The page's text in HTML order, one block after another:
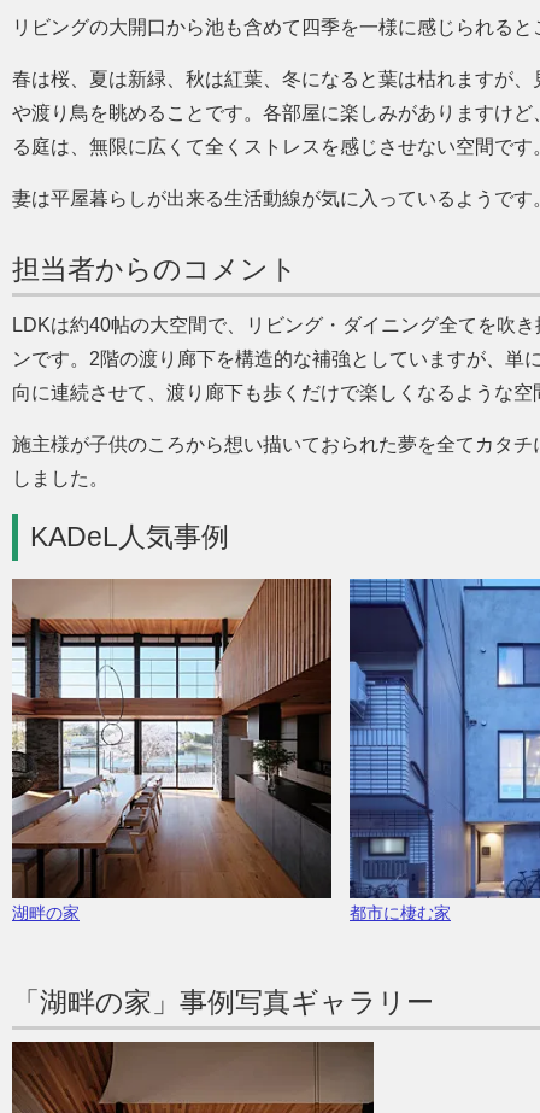
リビングの大開口から池も含めて四季を一様に感じられると
春は桜、夏は新緑、秋は紅葉、冬になると葉は枯れますが
や渡り鳥を眺めることです。各部屋に楽しみがありますけ
る庭は、無限に広くて全くストレスを感じさせない空間です
妻は平屋暮らしが出来る生活動線が気に入っているようです
担当者からのコメント
LDKは約40帖の大空間で、リビング・ダイニング全てを吹
ンです。2階の渡り廊下を構造的な補強としていますが、
向に連続させて、渡り廊下も歩くだけで楽しくなるような空
施主様が子供のころから想い描いておられた夢を全てカタ
しました。
KADeL人気事例
湖畔の家 都市に棲む家
「湖畔の家」事例写真ギャラリー